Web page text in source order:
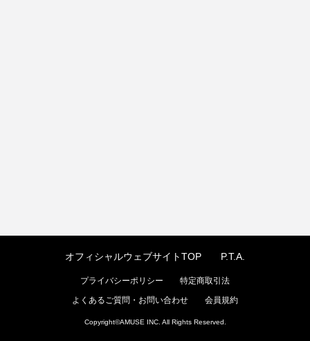
オフィシャルウェブサイトTOP P.T.A.
プライバシーポリシー
特定商取引法
よくあるご質問・お問い合わせ
会員規約
Copyright©AMUSE INC. All Rights Reserved.